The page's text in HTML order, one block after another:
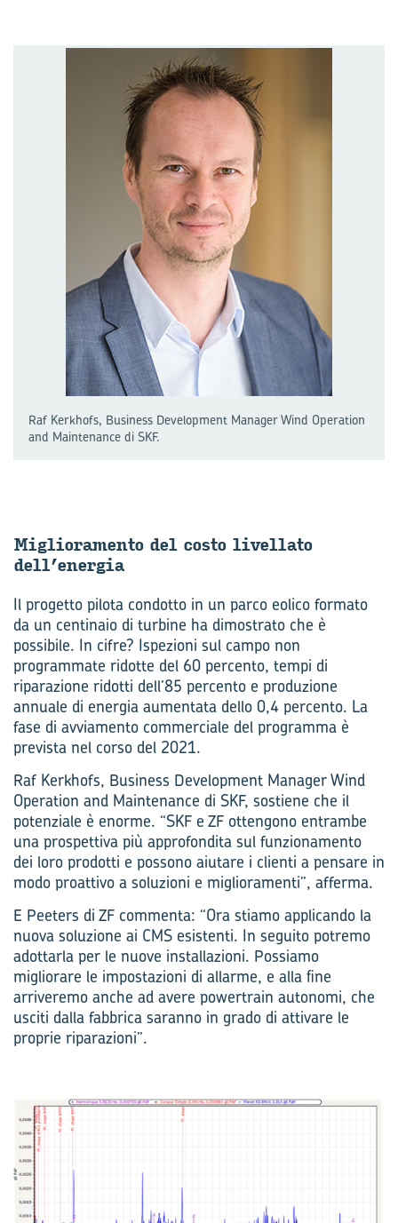
Raf Kerkhofs, Business Development Manager Wind Operation
and Maintenance di SKF.
Mi­glio­ra­men­to del costo li­vel­la­to
dell’ener­gia
Il progetto pilota condotto in un parco eolico formato
da un centinaio di turbine ha dimostrato che è
possibile. In cifre? Ispezioni sul campo non
programmate ridotte del 60 percento, tempi di
riparazione ridotti dell’85 percento e produzione
annuale di energia aumentata dello 0,4 percento. La
fase di avviamento commerciale del programma è
prevista nel corso del 2021.
Raf Kerkhofs, Business Development Manager Wind
Operation and Maintenance di SKF, sostiene che il
potenziale è enorme. “SKF e ZF ottengono entrambe
una prospettiva più approfondita sul funzionamento
dei loro prodotti e possono aiutare i clienti a pensare in
modo proattivo a soluzioni e miglioramenti”, afferma.
E Peeters di ZF commenta: “Ora stiamo applicando la
nuova soluzione ai CMS esistenti. In seguito potremo
adottarla per le nuove installazioni. Possiamo
migliorare le impostazioni di allarme, e alla fine
arriveremo anche ad avere powertrain autonomi, che
usciti dalla fabbrica saranno in grado di attivare le
proprie riparazioni”.